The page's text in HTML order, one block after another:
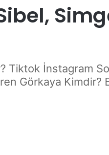
Tiktok İnstagram
Görkaya Kimdir?